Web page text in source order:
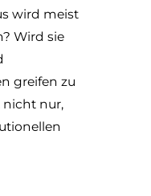
wird meist
Wird sie
greifen zu
nicht nur,